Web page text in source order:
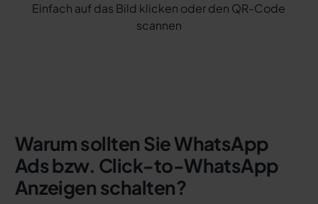
Einfach auf das Bild klicken oder den QR-Code
scannen
Warum sollten Sie WhatsApp
Ads bzw. Click-to-WhatsApp
Anzeigen schalten?